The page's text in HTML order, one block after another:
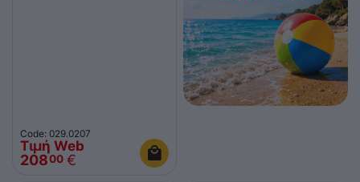
Code: 029.0207
Τιμή Web
20800 €